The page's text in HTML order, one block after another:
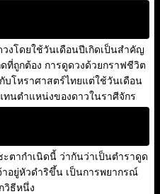
งโดยใช้วันเดือนปีเกิดเป็นสำคัญ
ที่ถูกต้อง การดูดวงด้วยกราฟชีวิต
บโหราศาสตร์ไทยแต่ใช้วันเดือน
ทนตำแหน่งของดาวในราศีจักร
ะตากำเนิดนี้ ว่ากันว่าเป็นตำราดูด
าอยู่หัวดำริขึ้น เป็นการพยากรณ์
วิธีหนึ่ง